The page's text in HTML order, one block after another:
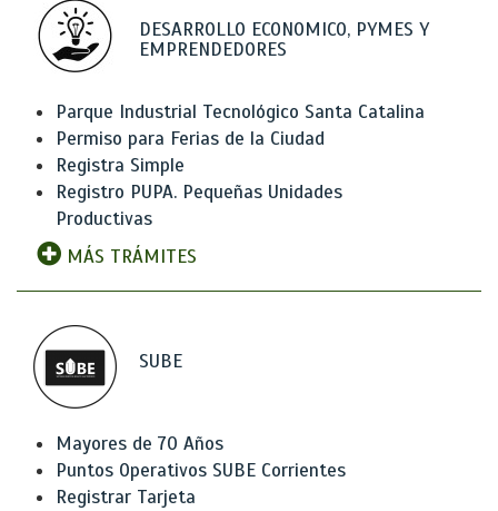
DESARROLLO ECONOMICO, PYMES Y
EMPRENDEDORES
Parque Industrial Tecnológico Santa Catalina
Permiso para Ferias de la Ciudad
Registra Simple
Registro PUPA. Pequeñas Unidades
Productivas
MÁS TRÁMITES
SUBE
Mayores de 70 Años
Puntos Operativos SUBE Corrientes
Registrar Tarjeta